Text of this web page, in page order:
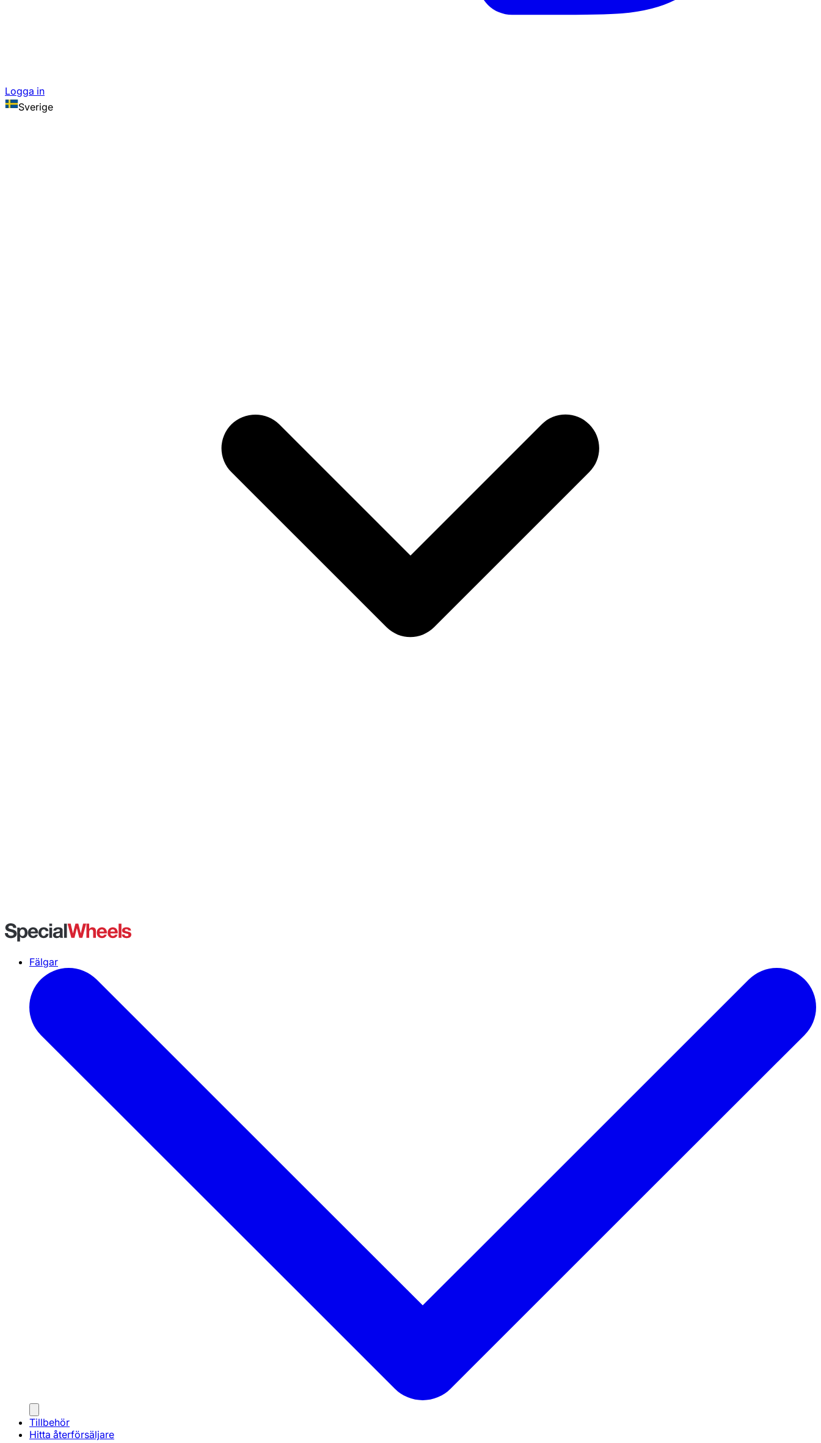
Logga in
Sverige
Fälgar
Tillbehör
Hitta återförsäljare